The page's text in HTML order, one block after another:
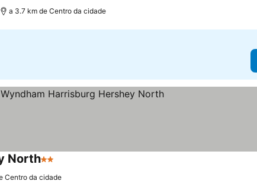
a 3.7 km de Centro da cidade
North2 Estrelas
Centro da cidade